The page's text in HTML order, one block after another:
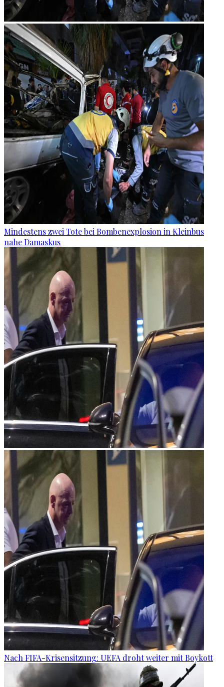
Mindestens zwei Tote bei Bombenexplosion in Kleinbus
nahe Damaskus
Nach FIFA-Krisensitzung: UEFA droht weiter mit Boykott